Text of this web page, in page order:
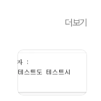
더보기